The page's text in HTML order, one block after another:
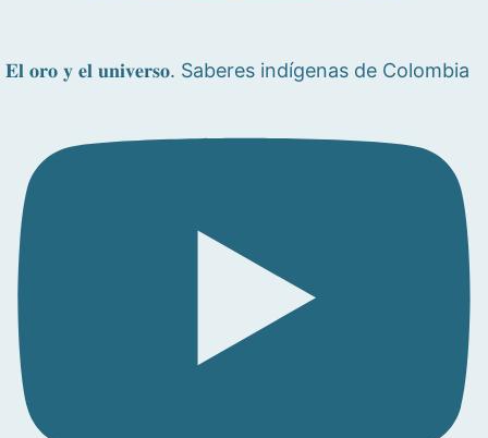
𝐄𝐥 𝐨𝐫𝐨 𝐲 𝐞𝐥 𝐮𝐧𝐢𝐯𝐞𝐫𝐬𝐨. Saberes indígenas de Colombia